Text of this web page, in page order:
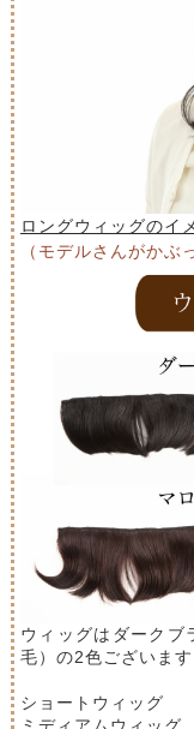
ロングウィッグのイ
（モデルさんがかぶ
ウィッグはダークブ
毛）の2色ございます
ショートウィッグ